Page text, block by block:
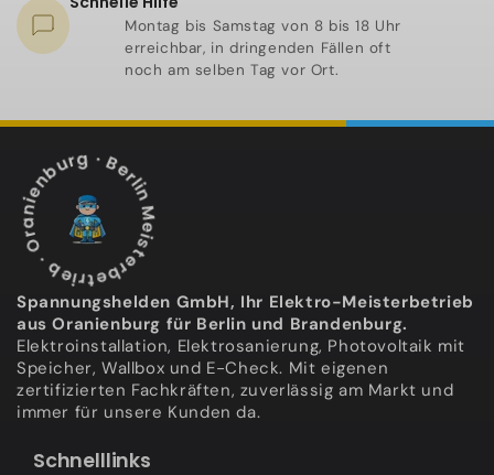
Montag bis Samstag von 8 bis 18 Uhr
erreichbar, in dringenden Fällen oft
noch am selben Tag vor Ort.
Spannungshelden GmbH, Ihr Elektro-Meisterbetrieb
aus Oranienburg für Berlin und Brandenburg.
Elektroinstallation, Elektrosanierung, Photovoltaik mit
Speicher, Wallbox und E-Check. Mit eigenen
zertifizierten Fachkräften, zuverlässig am Markt und
immer für unsere Kunden da.
Meisterbetrieb · Oranienburg · Berlin · Brandenburg ·
Schnelllinks